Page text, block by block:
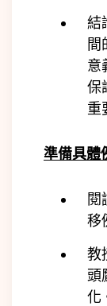
結
間
意
保
重
準備具體
閱
移
教
頭
化